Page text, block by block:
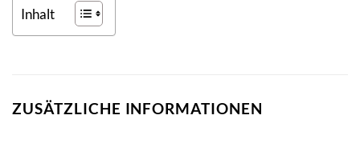
Inhalt
ZUSÄTZLICHE INFORMATIONEN